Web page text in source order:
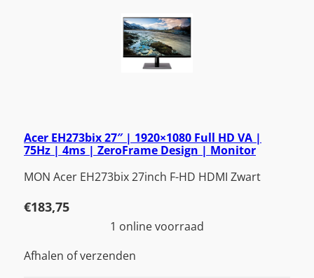
Acer EH273bix 27″ | 1920×1080 Full HD VA |
75Hz | 4ms | ZeroFrame Design | Monitor
MON Acer EH273bix 27inch F-HD HDMI Zwart
€183,75
1 online voorraad
Afhalen of verzenden